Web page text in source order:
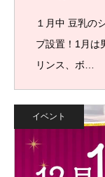
１月中 豆乳の
プ設置！1月は
リンス、ボ…
イベント